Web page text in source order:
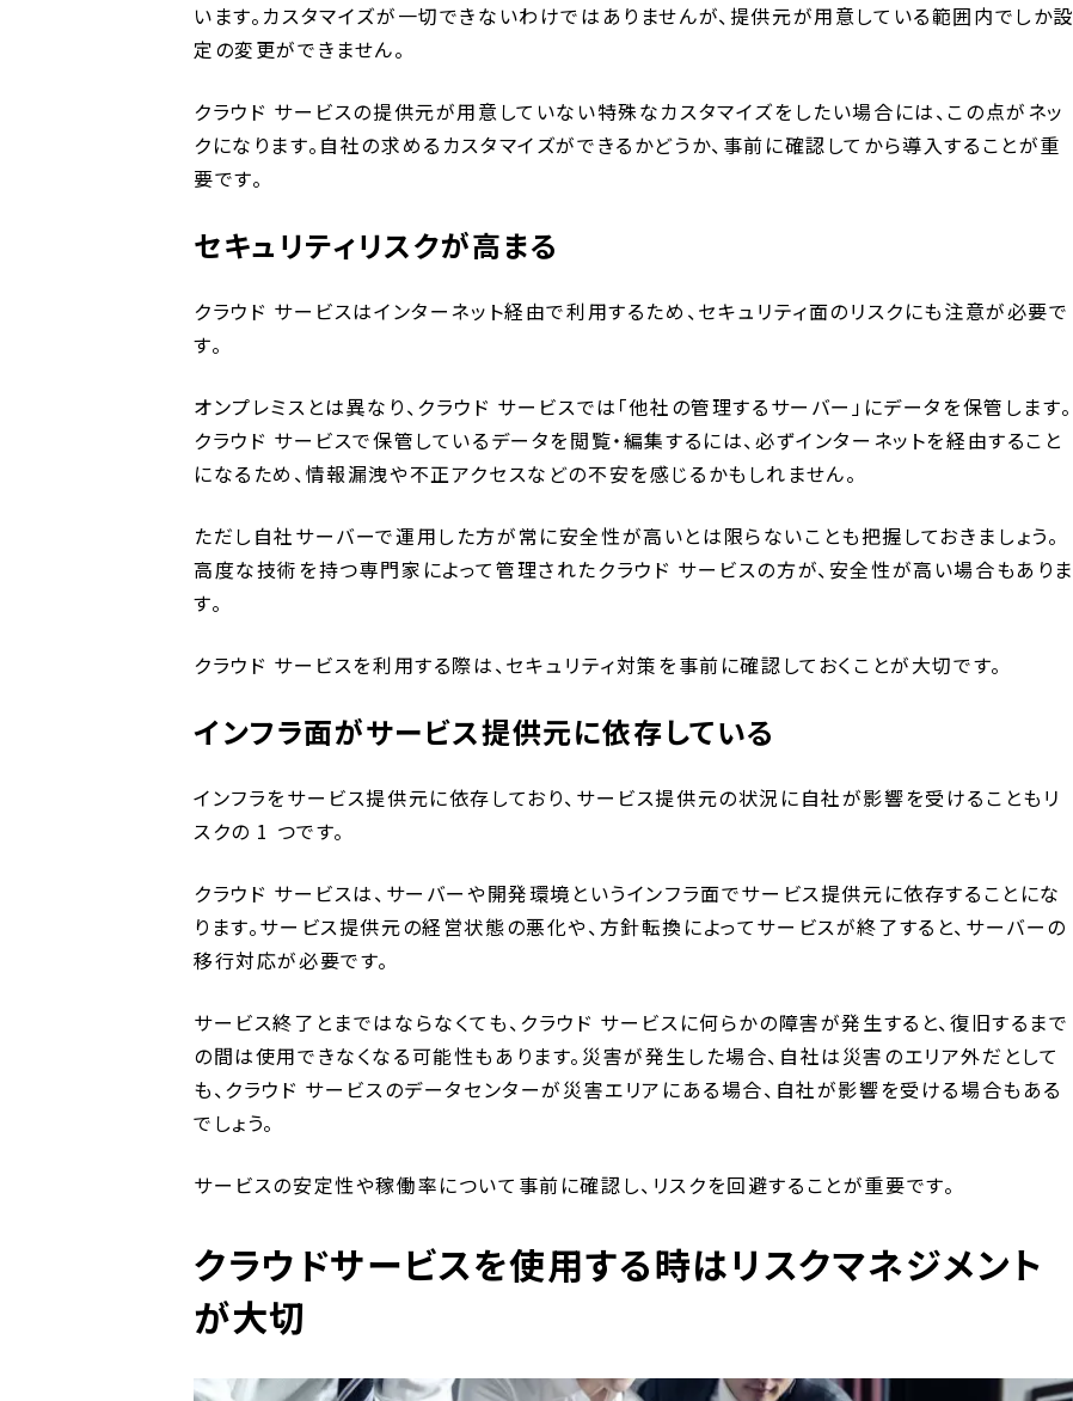
います。カスタマイズが一切できないわけではありませんが、提供元が用意している範囲内でしか設
定の変更ができません。
クラウド サービスの提供元が用意していない特殊なカスタマイズをしたい場合には、この点がネッ
クになります。自社の求めるカスタマイズができるかどうか、事前に確認してから導入することが重
要です。
セキュリティリスクが高まる
クラウド サービスはインターネット経由で利用するため、セキュリティ面のリスクにも注意が必要で
す。
オンプレミスとは異なり、クラウド サービスでは「他社の管理するサーバー」にデータを保管します。
クラウド サービスで保管しているデータを閲覧・編集するには、必ずインターネットを経由すること
になるため、情報漏洩や不正アクセスなどの不安を感じるかもしれません。
ただし自社サーバーで運用した方が常に安全性が高いとは限らないことも把握しておきましょう。
高度な技術を持つ専門家によって管理されたクラウド サービスの方が、安全性が高い場合もありま
す。
クラウド サービスを利用する際は、セキュリティ対策を事前に確認しておくことが大切です。
インフラ面がサービス提供元に依存している
インフラをサービス提供元に依存しており、サービス提供元の状況に自社が影響を受けることもリ
スクの 1 つです。
クラウド サービスは、サーバーや開発環境というインフラ面でサービス提供元に依存することにな
ります。サービス提供元の経営状態の悪化や、方針転換によってサービスが終了すると、サーバーの
移行対応が必要です。
サービス終了とまではならなくても、クラウド サービスに何らかの障害が発生すると、復旧するまで
の間は使用できなくなる可能性もあります。災害が発生した場合、自社は災害のエリア外だとして
も、クラウド サービスのデータセンターが災害エリアにある場合、自社が影響を受ける場合もある
でしょう。
サービスの安定性や稼働率について事前に確認し、リスクを回避することが重要です。
クラウドサービスを使用する時はリスクマネジメント
が大切